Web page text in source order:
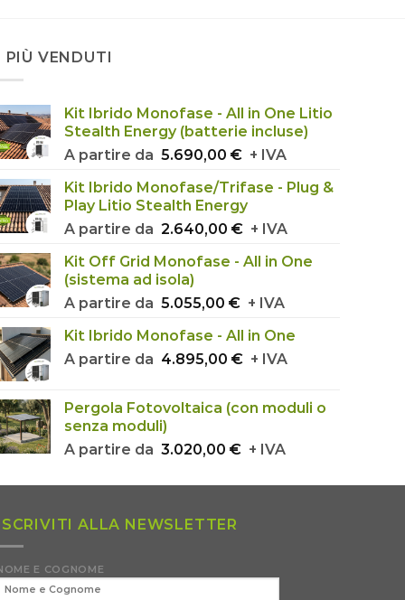
PIÙ VENDUTI
Kit Ibrido Monofase - All in One Litio
Stealth Energy (batterie incluse)
A partire da 5.690,00 € + IVA
Kit Ibrido Monofase/Trifase - Plug &
Play Litio Stealth Energy
A partire da 2.640,00 € + IVA
Kit Off Grid Monofase - All in One
(sistema ad isola)
A partire da 5.055,00 € + IVA
Kit Ibrido Monofase - All in One
A partire da 4.895,00 € + IVA
Pergola Fotovoltaica (con moduli o
senza moduli)
A partire da 3.020,00 € + IVA
ALLA NEWSLETTER
E COGNOME